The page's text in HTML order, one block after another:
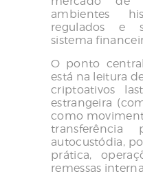
ambientes
regulados e
sistema
O ponto
está na leitura
criptoativos
estrangeira
como
transferência
autocustódia,
prática,
remessas